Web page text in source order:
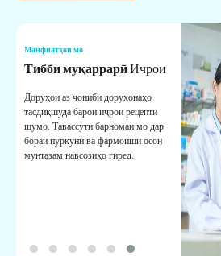
Манфиатҳои мо
Тибби муқаррарӣИчрои
Доруҳои аз ҷониби дорухонаҳо
тасдиқшуда барои иҷрои рецепти
шумо. Тавассути барномаи мо дар
бораи пуркунӣ ва фармоиши осон
мунтазам навсозиҳо гиред.